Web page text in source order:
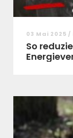
03 Mai 2025
So